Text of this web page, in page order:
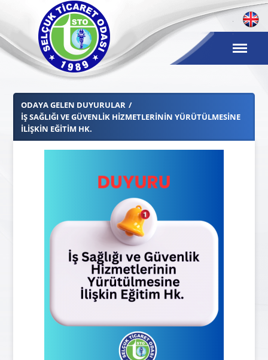
ODAYA GELEN DUYURULAR
İŞ SAĞLIĞI VE GÜVENLİK HİZMETLERİNİN YÜRÜTÜLMESİNE
İLİŞKİN EĞİTİM HK.